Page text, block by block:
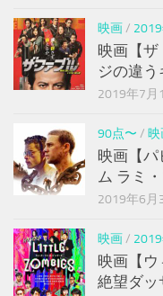
映画/
映画【
ジの違う
2019年7月
90点〜 / 映
映画【
ム ラミ
2019年6月
映画/
映画【
絶望ダッ